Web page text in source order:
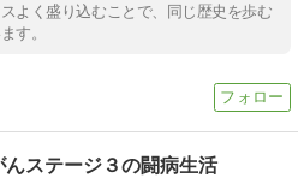
よく盛り込むことで、同じ歴史を歩む
す。
ステージ３の闘病生活